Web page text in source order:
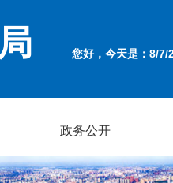
您好，今天是： 8/7/
政务公开